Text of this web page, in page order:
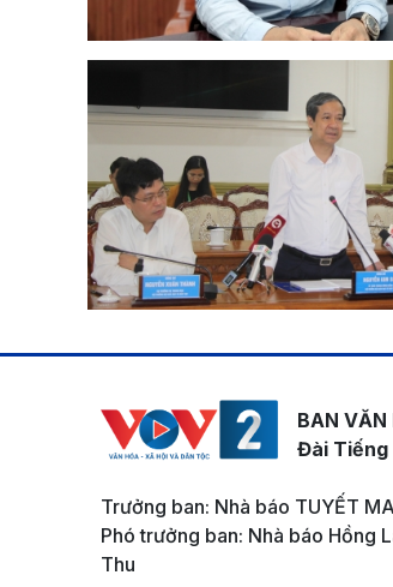
BAN VĂN
Đài Tiếng
Trưởng ban: Nhà báo TUYẾT
Phó trưởng ban: Nhà báo Hồng
Thu